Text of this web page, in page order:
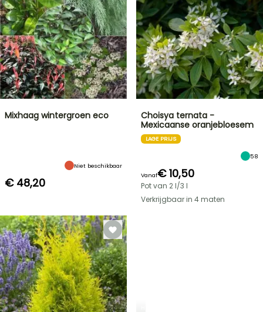
Mixhaag wintergroen eco
Niet beschikbaar
€ 48,20
Choisya ternata -
Mexicaanse oranjebloesem
LAGE PRIJS
58
Vanaf€ 10,50
Pot van 2 l/3 l
Verkrijgbaar in 4 maten